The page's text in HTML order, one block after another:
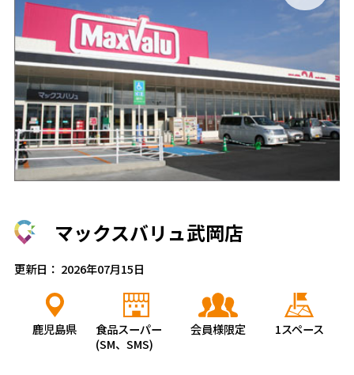
マックスバリュ武岡店
更新日： 2026年07月15日
鹿児島県
食品スーパー
(SM、SMS)
会員様限定 1スペース